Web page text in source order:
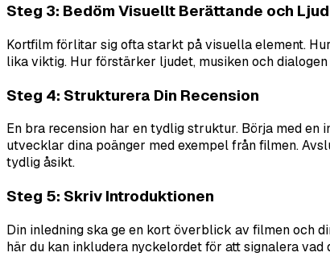
Steg 3: Bedöm Visuellt Berättande och Ljud
Kortfilm förlitar sig ofta starkt på visuella element.
lika viktig. Hur förstärker ljudet, musiken och
Steg 4: Strukturera Din Recension
En bra recension har en tydlig struktur. Börja med
utvecklar dina poänger med exempel från filmen.
tydlig åsikt.
Steg 5: Skriv Introduktionen
Din inledning ska ge en kort överblick av filmen och
här du kan inkludera nyckelordet för att signalera vad